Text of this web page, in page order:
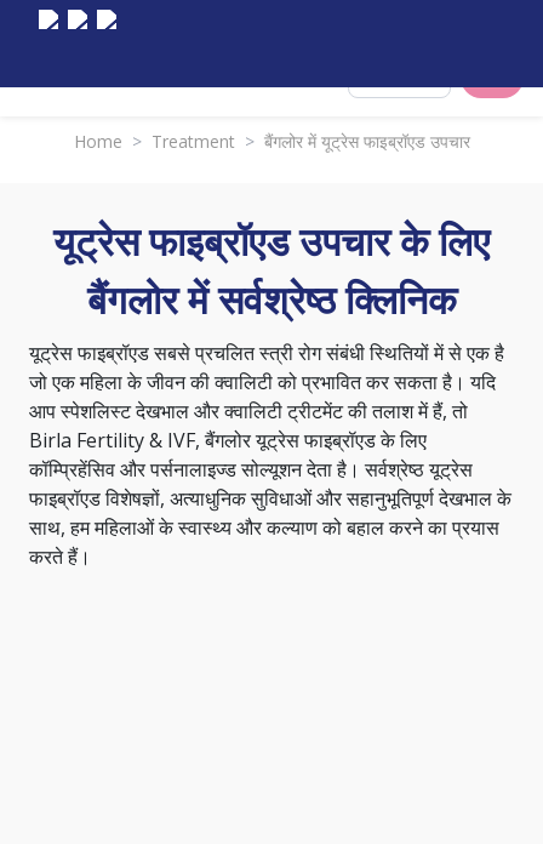
Home > Treatment > बैंगलोर में यूट्रेस फाइब्रॉएड उपचार
यूट्रेस फाइब्रॉएड उपचार के लिए
बैंगलोर में सर्वश्रेष्ठ क्लिनिक
यूट्रेस फाइब्रॉएड सबसे प्रचलित स्त्री रोग संबंधी स्थितियों में से एक है
जो एक महिला के जीवन की क्वालिटी को प्रभावित कर सकता है। यदि
आप स्पेशलिस्ट देखभाल और क्वालिटी ट्रीटमेंट की तलाश में हैं, तो
Birla Fertility & IVF, बैंगलोर यूट्रेस फाइब्रॉएड के लिए
कॉम्प्रिहेंसिव और पर्सनालाइज्ड सोल्यूशन देता है। सर्वश्रेष्ठ यूट्रेस
फाइब्रॉएड विशेषज्ञों, अत्याधुनिक सुविधाओं और सहानुभूतिपूर्ण देखभाल के
साथ, हम महिलाओं के स्वास्थ्य और कल्याण को बहाल करने का प्रयास
करते हैं।